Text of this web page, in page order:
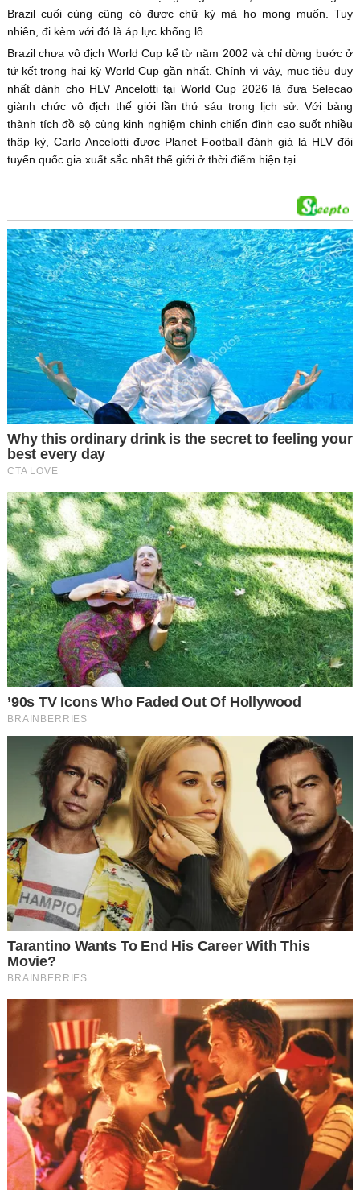
Brazil cuối cùng cũng có được chữ ký mà họ mong muốn. Tuy
nhiên, đi kèm với đó là áp lực khổng lồ.
Brazil chưa vô địch World Cup kể từ năm 2002 và chỉ dừng bước ở
tứ kết trong hai kỳ World Cup gần nhất. Chính vì vậy, mục tiêu duy
nhất dành cho HLV Ancelotti tại World Cup 2026 là đưa Selecao
giành chức vô địch thế giới lần thứ sáu trong lịch sử. Với bảng
thành tích đồ sộ cùng kinh nghiệm chinh chiến đỉnh cao suốt nhiều
thập kỷ, Carlo Ancelotti được Planet Football đánh giá là HLV đội
tuyển quốc gia xuất sắc nhất thế giới ở thời điểm hiện tại.